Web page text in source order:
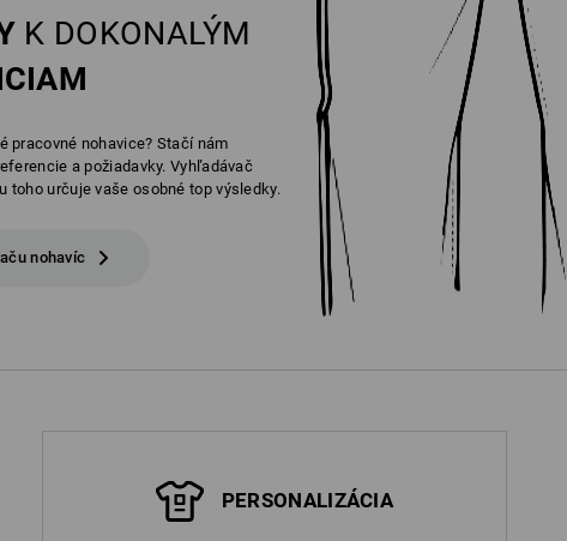
K DOKONALÝM
pracovné nohavice? Stačí nám
a požiadavky. Vyhľadávač
toho určuje vaše osobné top výsledky.
nohavíc
PERSONALIZÁCIA